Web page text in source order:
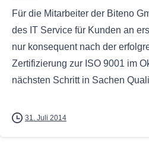
Für die Mitarbeiter der Biteno
des IT Service für Kunden an
nur konsequent nach der
Zertifizierung zur ISO 9001 im
nächsten Schritt in Sachen
31. Juli 2014